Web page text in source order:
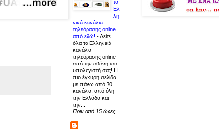
τα
Ελ
λη
νικά κανάλια
τηλεόρασης online
από εδώ! -Δείτε
όλα τα Ελληνικά
κανάλια
τηλεόρασης online
από την οθόνη του
υπολογιστή σας! Η
πιο έγκυρη σελίδα
με πάνω από 70
κανάλια, από όλη
την Ελλάδα και
την...
Πριν από 15 ώρες